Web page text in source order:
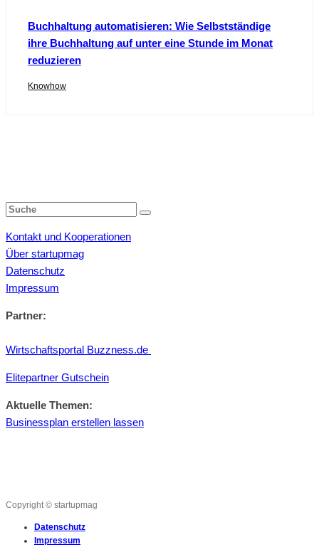
Buchhaltung automatisieren: Wie Selbstständige
ihre Buchhaltung auf unter eine Stunde im Monat
reduzieren
Knowhow
Kontakt und Kooperationen
Über startupmag
Datenschutz
Impressum
Partner:
Wirtschaftsportal Buzzness.de
Elitepartner Gutschein
Aktuelle Themen:
Businessplan erstellen lassen
Copyright © startupmag
Datenschutz
Impressum